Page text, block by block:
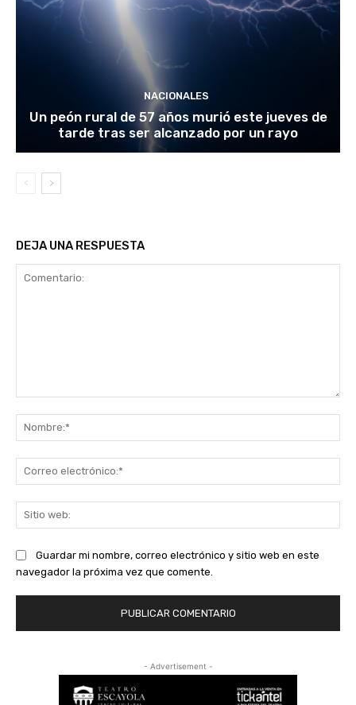
NACIONALES
Un peón rural de 57 años murió este jueves de
tarde tras ser alcanzado por un rayo
DEJA UNA RESPUESTA
Guardar mi nombre, correo electrónico y sitio web en este
navegador la próxima vez que comente.
- Advertisement -